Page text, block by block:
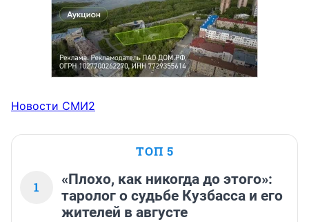
Новости СМИ2
ТОП 5
1
«Плохо, как никогда до этого»:
таролог о судьбе Кузбасса и его
жителей в августе